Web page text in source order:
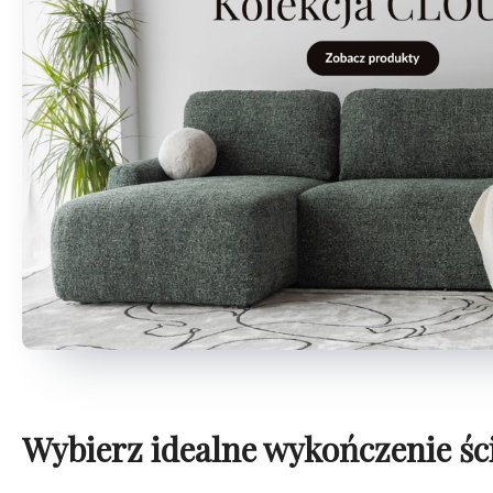
Wybierz idealne wykończenie